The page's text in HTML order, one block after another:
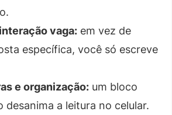
vaga: em vez de
específica, você só escreve
e organização: um bloco
desanima a leitura no celular.